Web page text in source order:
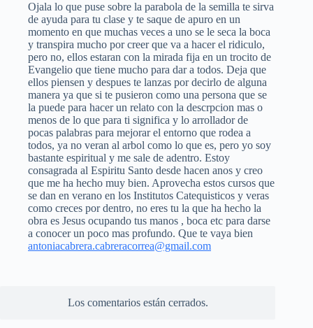
Ojala lo que puse sobre la parabola de la semilla te sirva
de ayuda para tu clase y te saque de apuro en un
momento en que muchas veces a uno se le seca la boca
y transpira mucho por creer que va a hacer el ridiculo,
pero no, ellos estaran con la mirada fija en un trocito de
Evangelio que tiene mucho para dar a todos. Deja que
ellos piensen y despues te lanzas por decirlo de alguna
manera ya que si te pusieron como una persona que se
la puede para hacer un relato con la descrpcion mas o
menos de lo que para ti significa y lo arrollador de
pocas palabras para mejorar el entorno que rodea a
todos, ya no veran al arbol como lo que es, pero yo soy
bastante espiritual y me sale de adentro. Estoy
consagrada al Espiritu Santo desde hacen anos y creo
que me ha hecho muy bien. Aprovecha estos cursos que
se dan en verano en los Institutos Catequisticos y veras
como creces por dentro, no eres tu la que ha hecho la
obra es Jesus ocupando tus manos , boca etc para darse
a conocer un poco mas profundo. Que te vaya bien
antoniacabrera.cabreracorrea@gmail.com
Los comentarios están cerrados.